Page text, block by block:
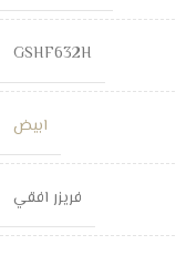
GSHF632H
ابيض
فريزر افقي